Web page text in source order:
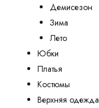
Демисезон
Зима
Лето
Юбки
Платья
Костюмы
Верхняя одежда